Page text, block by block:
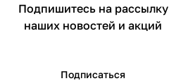
Подпишитесь на рассылку
наших новостей и акций
Подписаться